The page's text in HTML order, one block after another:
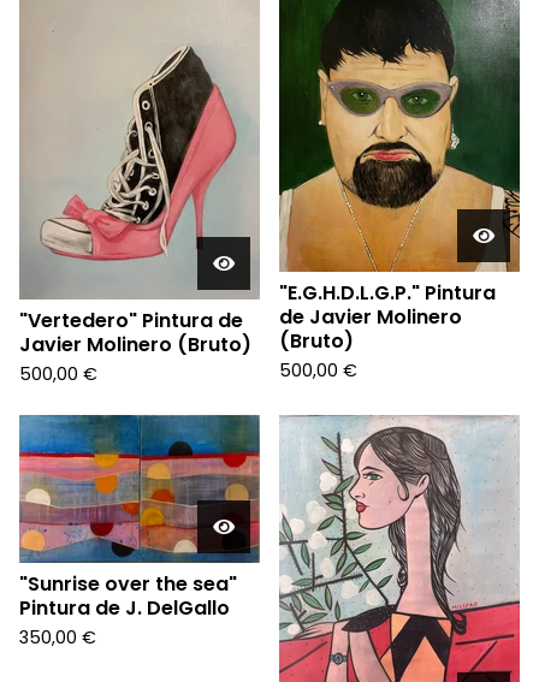
"Vertedero" Pintura de
Javier Molinero (Bruto)
500,00 €
"E.G.H.D.L.G.P." Pintura
de Javier Molinero
(Bruto)
500,00 €
"Sunrise over the sea"
Pintura de J. DelGallo
350,00 €